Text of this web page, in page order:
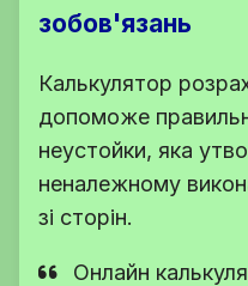
зобов'язань
Калькулятор
допоможе
неустойки, яка
неналежному
зі сторін.
Онлайн